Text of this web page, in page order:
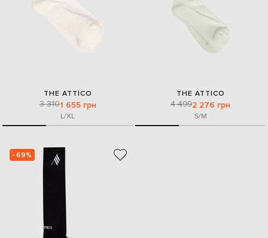
THE ATTICO
3 3101 655 грн
L/XL
THE ATTICO
4 4992 276 грн
S/M
- 69%